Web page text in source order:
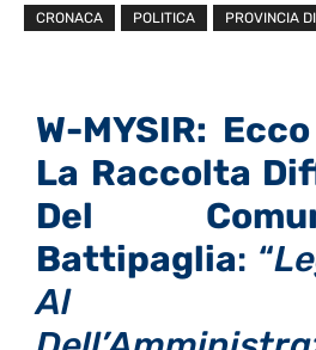
CRONACA
POLITICA PROVINCIA
W-MYSIR:
La Raccolta
Del
Battipaglia: “
Al